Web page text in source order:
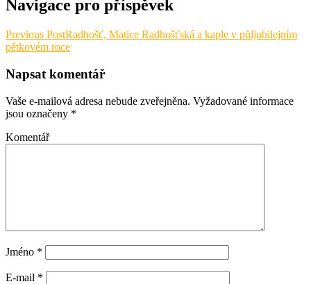
Navigace pro příspěvek
Previous PostRadhošť, Matice Radhošťská a kaple v půljubilejním
pětkovém roce
Napsat komentář
Vaše e-mailová adresa nebude zveřejněna. Vyžadované informace
jsou označeny *
Komentář
Jméno *
E-mail *